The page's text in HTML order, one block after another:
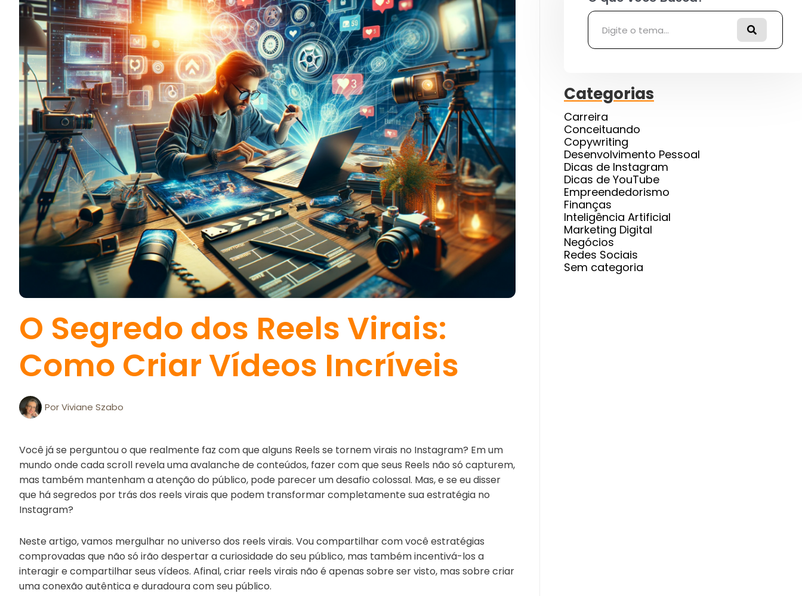
O Segredo dos Reels Virais:
Como Criar Vídeos Incríveis
PorViviane Szabo
Você já se perguntou o que realmente faz com que alguns Reels se tornem virais no Instagram? Em um
mundo onde cada scroll revela uma avalanche de conteúdos, fazer com que seus Reels não só capturem,
mas também mantenham a atenção do público, pode parecer um desafio colossal. Mas, e se eu disser
que há segredos por trás dos reels virais que podem transformar completamente sua estratégia no
Instagram?
Neste artigo, vamos mergulhar no universo dos reels virais. Vou compartilhar com você estratégias
comprovadas que não só irão despertar a curiosidade do seu público, mas também incentivá-los a
interagir e compartilhar seus vídeos. Afinal, criar reels virais não é apenas sobre ser visto, mas sobre criar
uma conexão autêntica e duradoura com seu público.
Categorias
Carreira
Conceituando
Copywriting
Desenvolvimento Pessoal
Dicas de Instagram
Dicas de YouTube
Empreendedorismo
Finanças
Inteligência Artificial
Marketing Digital
Negócios
Redes Sociais
Sem categoria